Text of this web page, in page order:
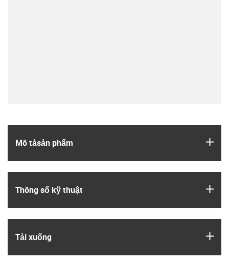
Mô tả­sản phẩm
Thông số kỹ thuật
Tải xuống